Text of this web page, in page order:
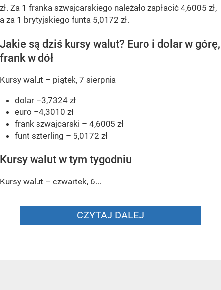
zł. Za 1 franka szwajcarskiego należało zapłacić 4,6005 zł,
a za 1 brytyjskiego funta 5,0172 zł.
Jakie są dziś kursy walut? Euro i dolar w górę,
frank w dół
Kursy walut – piątek, 7 sierpnia
dolar –3,7324 zł
euro –4,3010 zł
frank szwajcarski – 4,6005 zł
funt szterling – 5,0172 zł
Kursy walut w tym tygodniu
Kursy walut – czwartek, 6...
CZYTAJ DALEJ